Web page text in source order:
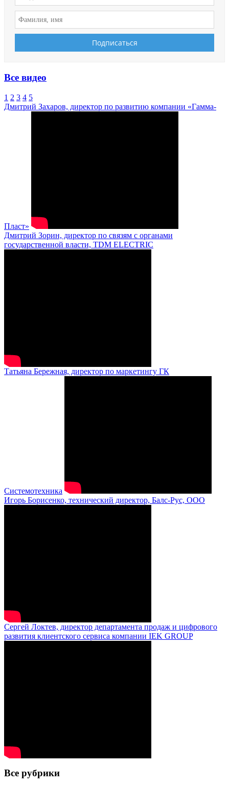
Все видео
1 2 3 4 5
Дмитрий Захаров, директор по развитию компании «Гамма-
Пласт»
Дмитрий Зорин, директор по связям с органами
государственной власти, TDM ELECTRIC
Татьяна Бережная, директор по маркетингу ГК
Системотехника
Игорь Борисенко, технический директор, Балс-Рус, ООО
Сергей Локтев, директор департамента продаж и цифрового
развития клиентского сервиса компании IEK GROUP
Все рубрики